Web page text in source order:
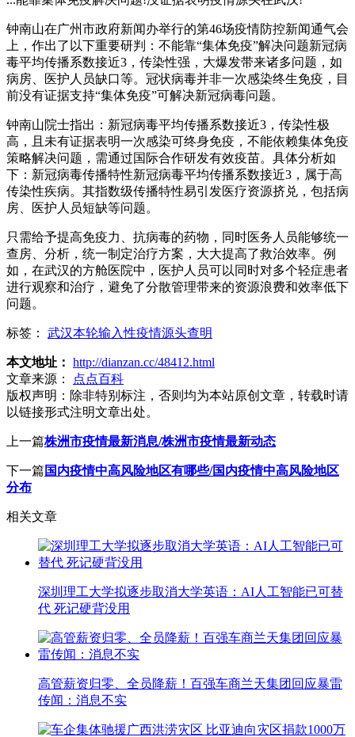
钟南山在广州市政府新闻办举行的第46场疫情防控新闻通气会
上，作出了以下重要研判：不能靠“集体免疫”解决问题新冠病
毒平均传播系数接近3，传染性强，大爆发带来诸多问题，如
病房、医护人员缺口等。冠状病毒并非一次感染终生免疫，目
前没有证据支持“集体免疫”可解决新冠病毒问题。
钟南山院士指出：新冠病毒平均传播系数接近3，传染性极
高，且未有证据表明一次感染可终身免疫，不能依赖集体免疫
策略解决问题，需通过国际合作研发有效疫苗。具体分析如
下：新冠病毒传播特性新冠病毒平均传播系数接近3，属于高
传染性疾病。其指数级传播特性易引发医疗资源挤兑，包括病
房、医护人员短缺等问题。
只需给予提高免疫力、抗病毒的药物，同时医务人员能够统一
查房、分析，统一制定治疗方案，大大提高了救治效率。例
如，在武汉的方舱医院中，医护人员可以同时对多个轻症患者
进行观察和治疗，避免了分散管理带来的资源浪费和效率低下
问题。
标签： 武汉本轮输入性疫情源头查明
本文地址： http://dianzan.cc/48412.html
文章来源：
点点百科
版权声明： 除非特别标注，否则均为本站原创文章，转载时请
以链接形式注明文章出处。
上一篇株洲市疫情最新消息/株洲市疫情最新动态
下一篇 国内疫情中高风险地区有哪些/国内疫情中高风险地区
分布
相关文章
深圳理工大学拟逐步取消大学英语：AI人工智能已可替
代 死记硬背没用
高管薪资归零、全员降薪！百强车商兰天集团回应暴雷
传闻：消息不实